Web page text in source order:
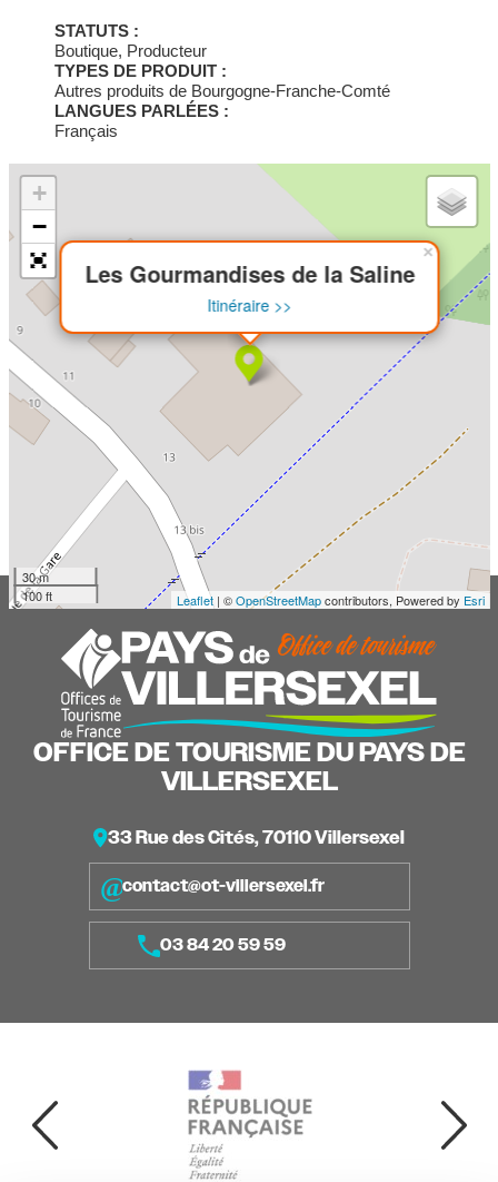
STATUTS :
Boutique, Producteur
TYPES DE PRODUIT :
Autres produits de Bourgogne-Franche-Comté
LANGUES PARLÉES :
Français
Les Gourmandises de la Saline
Itinéraire >>
×
+
−
30 m
100 ft
Leaflet| ©OpenStreetMapcontributors, Powered by Esri
OFFICE DE TOURISME DU PAYS DE
VILLERSEXEL
33 Rue des Cités, 70110 Villersexel
contact@ot-villersexel.fr
03 84 20 59 59